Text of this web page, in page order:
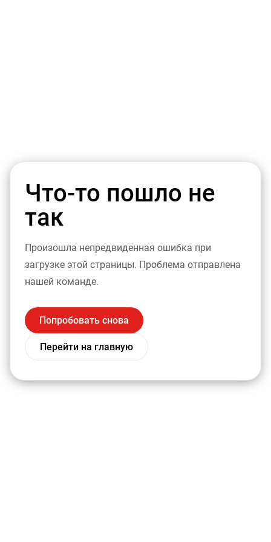
Что-то пошло не
так
Произошла непредвиденная ошибка при
загрузке этой страницы. Проблема отправлена
нашей команде.
Попробовать снова
Перейти на главную